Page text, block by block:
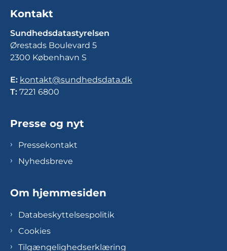
Kontakt
Sundhedsdatastyrelsen
Ørestads Boulevard 5
2300 København S
E: kontakt@sundhedsdata.dk
T: 7221 6800
Presse og nyt
Pressekontakt
Nyhedsbreve
Om hjemmesiden
Databeskyttelsespolitik
Cookies
Tilgængelighedserklæring